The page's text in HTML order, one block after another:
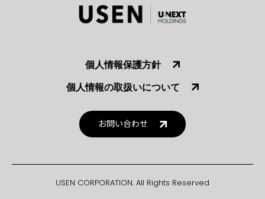
個人情報保護方針
個人情報の取扱いについて
お問い合わせ
USEN CORPORATION. All Rights Reserved